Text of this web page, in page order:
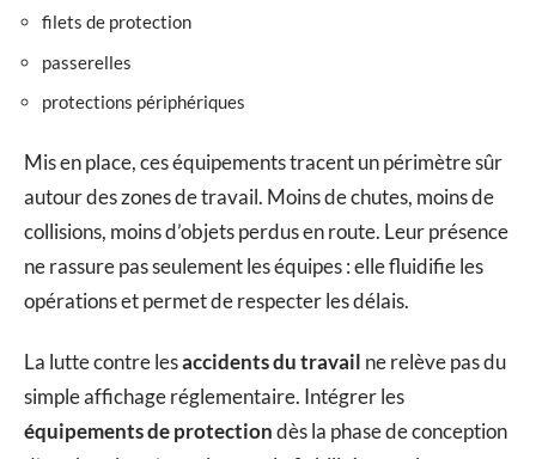
filets de protection
passerelles
protections périphériques
Mis en place, ces équipements tracent un périmètre sûr
autour des zones de travail. Moins de chutes, moins de
collisions, moins d’objets perdus en route. Leur présence
ne rassure pas seulement les équipes : elle fluidifie les
opérations et permet de respecter les délais.
La lutte contre lesaccidents du travail ne relève pas du
simple affichage réglementaire. Intégrer les
équipements de protectiondès la phase de conception